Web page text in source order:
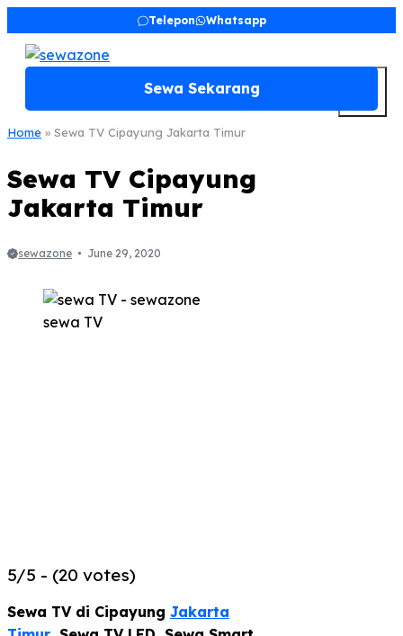
content
Telepon Whatsapp
Sewa Sekarang
Home » Sewa TV Cipayung Jakarta Timur
Sewa TV Cipayung
Jakarta Timur
sewazone June 29, 2020
sewa TV
5/5 - (20 votes)
Sewa TV di Cipayung Jakarta